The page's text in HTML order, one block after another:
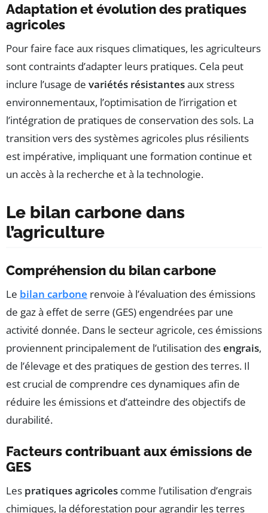
Adaptation et évolution des pratiques
agricoles
Pour faire face aux risques climatiques, les agriculteurs
sont contraints d’adapter leurs pratiques. Cela peut
inclure l’usage de variétés résistantesaux stress
environnementaux, l’optimisation de l’irrigation et
l’intégration de pratiques de conservation des sols. La
transition vers des systèmes agricoles plus résilients
est impérative, impliquant une formation continue et
un accès à la recherche et à la technologie.
Le bilan carbone dans
l’agriculture
Compréhension du bilan carbone
Le bilan carbone renvoie à l’évaluation des émissions
de gaz à effet de serre (GES) engendrées par une
activité donnée. Dans le secteur agricole, ces émissions
proviennent principalement de l’utilisation desengrais,
de l’élevage et des pratiques de gestion des terres. Il
est crucial de comprendre ces dynamiques afin de
réduire les émissions et d’atteindre des objectifs de
durabilité.
Facteurs contribuant aux émissions de
GES
Les pratiques agricoles comme l’utilisation d’engrais
chimiques, la déforestation pour agrandir les terres